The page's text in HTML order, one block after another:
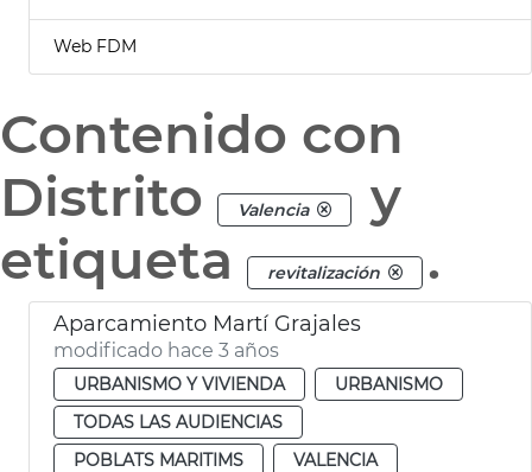
Web FDM
Contenido con
Distrito
Valencia
y
etiqueta
revitalización .
Aparcamiento Martí Grajales
modificado hace 3 años
URBANISMO Y VIVIENDA
URBANISMO
TODAS LAS AUDIENCIAS
POBLATS MARITIMS
VALENCIA